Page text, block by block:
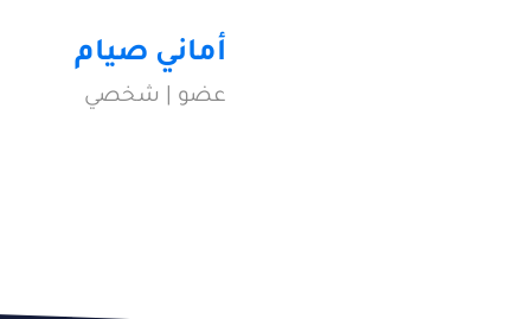
أماني صيام
عضو | شخصي